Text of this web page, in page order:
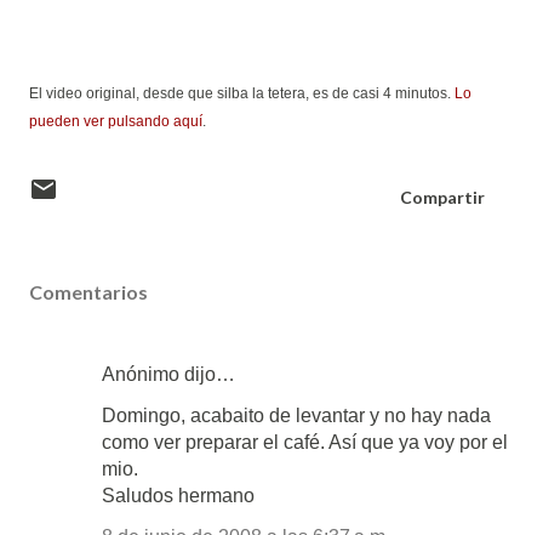
El video original, desde que silba la tetera, es de casi 4 minutos. Lo
pueden ver pulsando aquí.
Compartir
Comentarios
Anónimo dijo…
Domingo, acabaito de levantar y no hay nada
como ver preparar el café. Así que ya voy por el
mio.
Saludos hermano